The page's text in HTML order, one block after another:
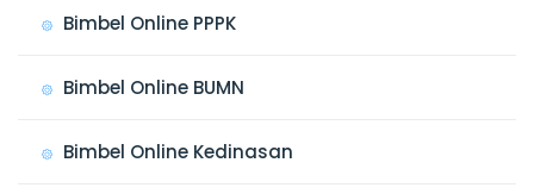
Bimbel Online PPPK
Bimbel Online BUMN
Bimbel Online Kedinasan